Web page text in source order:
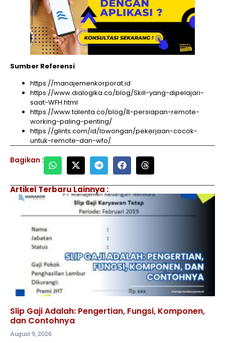
Sumber Referensi:
https://manajemenkorporat.id
https://www.dialogika.co/blog/Skill-yang-dipelajari-
saat-WFH.html
https://www.talenta.co/blog/8-persiapan-remote-
working-paling-penting/
https://glints.com/id/lowongan/pekerjaan-cocok-
untuk-remote-dan-wfo/
Bagikan :
Artikel Terbaru Lainnya :
Slip Gaji Adalah: Pengertian, Fungsi, Komponen,
dan Contohnya
August 9, 2026